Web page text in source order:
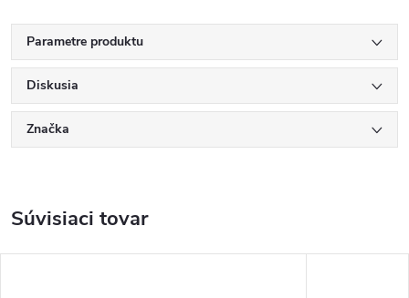
Parametre produktu
Diskusia
Značka
Súvisiaci tovar